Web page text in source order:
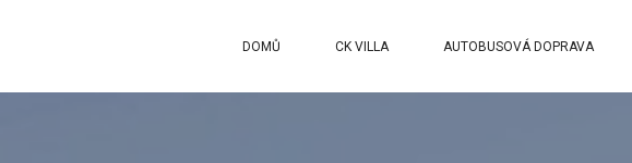
DOMŮ CK VILLA AUTOBUSOVÁ DOPRAVA